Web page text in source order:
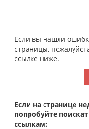
Если вы нашли
страницы,
ссылке ниже.
Если на странице
попробуйте
ссылкам: